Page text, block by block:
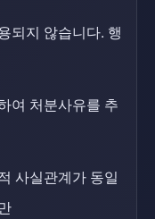
되지 않습니다. 행
여 처분사유를 추
사실관계가 동일